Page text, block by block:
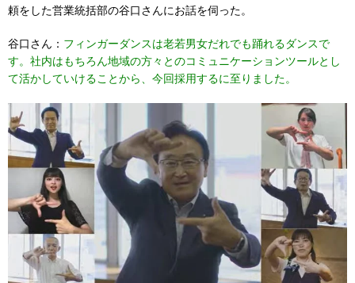
頼をした営業統括部の谷口さんにお話を伺った。
谷口さん： フィンガーダンスは老若男女だれでも踊れるダンスで
す。社内はもちろん地域の方々とのコミュニケーションツールとし
て活かしていけることから、今回採用するに至りました。